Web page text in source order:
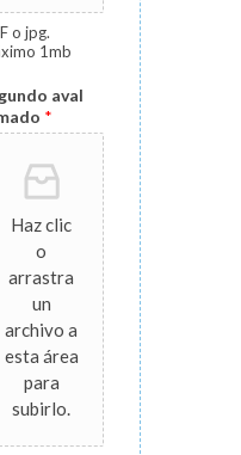
o jpg.
1mb
aval
*
Haz clic
o
arrastra
un
archivo a
esta área
para
subirlo.